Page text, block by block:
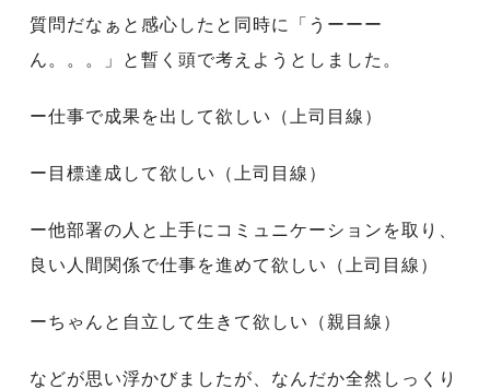
質問だなぁと感心したと同時に
「うーーー
ん。。。」と暫く頭で考えようとしました。
ー仕事で成果を出して欲しい（上司目線）
ー目標達成して欲しい（上司目線）
ー他部署の人と上手にコミュニケーションを取り、
良い人間関係で仕事を進めて欲しい（上司目線）
ーちゃんと自立して生きて欲しい（親目線）
などが思い浮かびましたが、なんだか全然しっくり